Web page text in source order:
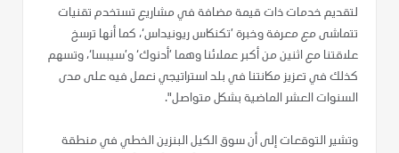
لتقديم خدمات ذات قيمة مضافة في مشاريع تستخدم تقنيات
تتماشى مع معرفة وخبرة ’تكنكاس ريونيداس‘، كما أنها ترسخ
علاقتنا مع اثنين من أكبر عملائنا وهما ’أدنوك‘ و’سيبسا‘، وتسهم
كذلك في تعزيز مكانتنا في بلد استراتيجي نعمل فيه على مدى
السنوات العشر الماضية بشكل متواصل".
وتشير التوقعات إلى أن سوق الكيل البنزين الخطي في منطقة